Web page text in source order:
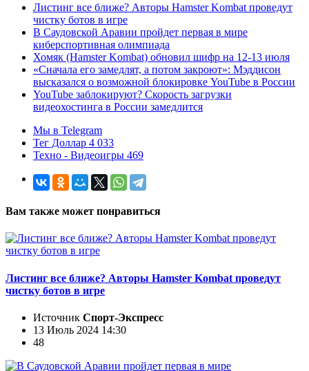
Листинг все ближе? Авторы Hamster Kombat проведут
чистку ботов в игре
В Саудовской Аравии пройдет первая в мире
киберспортивная олимпиада
Хомяк (Hamster Kombat) обновил шифр на 12-13 июля
«Сначала его замедлят, а потом закроют»: Мэддисон
высказался о возможной блокировке YouTube в России
YouTube заблокируют? Скорость загрузки
видеохостинга в России замедлится
Мы в Telegram
Тег Доллар 4 033
Техно - Видеоигры 469
Вам также может понравиться
Листинг все ближе? Авторы Hamster Kombat проведут
чистку ботов в игре
Источник Спорт-Экспресс
13 Июль 2024 14:30
48